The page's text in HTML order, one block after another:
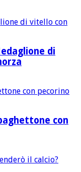
di
con